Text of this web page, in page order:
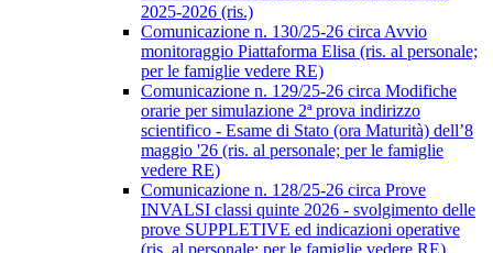
2025-2026 (ris.)
Comunicazione n. 130/25-26 circa Avvio
monitoraggio Piattaforma Elisa (ris. al personale;
per le famiglie vedere RE)
Comunicazione n. 129/25-26 circa Modifiche
orarie per simulazione 2ª prova indirizzo
scientifico - Esame di Stato (ora Maturità) dell’8
maggio '26 (ris. al personale; per le famiglie
vedere RE)
Comunicazione n. 128/25-26 circa Prove
INVALSI classi quinte 2026 - svolgimento delle
prove SUPPLETIVE ed indicazioni operative